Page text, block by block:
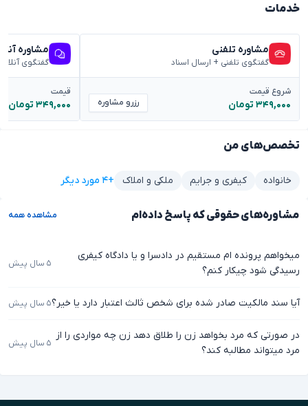
تخصص‌های من
خانواده کیفری و جرایم ملکی و املاک +۴ مورد دیگر
خدمات
مشاوره تلفنی
گفتگوی تلفنی + ارسال اسناد
شروع قیمت
۳۴۹,۰۰۰ تومان رزرو مشاوره
مشاوره
گفتگوی
قیمت
۳۴۹,۰۰۰ تومان
مشاوره‌های حقوقی که پاسخ داده‌ام مشاهده همه
میخواهم پرونده ام مستقیم در دادسرا و یا دادگاه کیفری
رسیدگی شود چیکار کنم؟
۵ سال پیش
آیا سند مالکیت صادر شده برای شخص ثالث اعتبار دارد یا خیر؟۵ سال پیش
در صورتی که مرد بخواهد زن را طلاق دهد زن چه مواردی را از
مرد میتواند مطالبه کند؟
۵ سال پیش